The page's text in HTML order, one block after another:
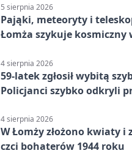
5 sierpnia 2026
Pająki, meteoryty i
Łomża szykuje kosmiczny
4 sierpnia 2026
59-latek zgłosił wybitą
Policjanci szybko odkryli
4 sierpnia 2026
W Łomży złożono kwiaty i
czci bohaterów 1944 roku